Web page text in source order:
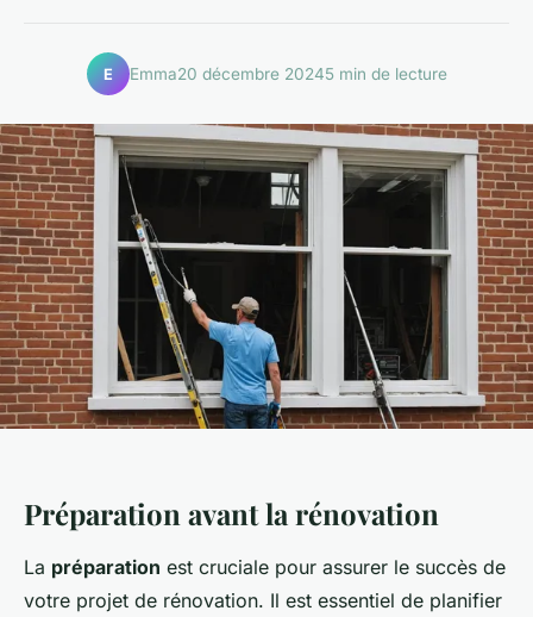
E Emma20 décembre 20245 min de lecture
Préparation avant la rénovation
La préparation est cruciale pour assurer le succès de
votre projet de rénovation. Il est essentiel de planifier